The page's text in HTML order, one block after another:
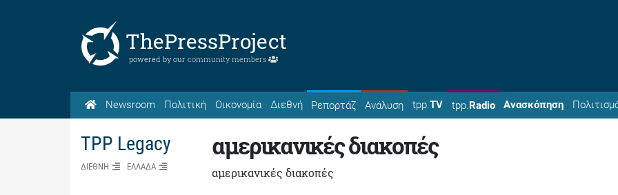
ThePressProject
powered by our community members
Newsroom Πολιτική Οικονομία Διεθνή Ρεπορτάζ Ανάλυση tpp.TV tpp.Radio Ανασκόπηση
TPP Legacy
ΔΙΕΘΝΗ ΕΛΛΑΔΑ
αμερικανικές διακοπές
αμερικανικές διακοπές